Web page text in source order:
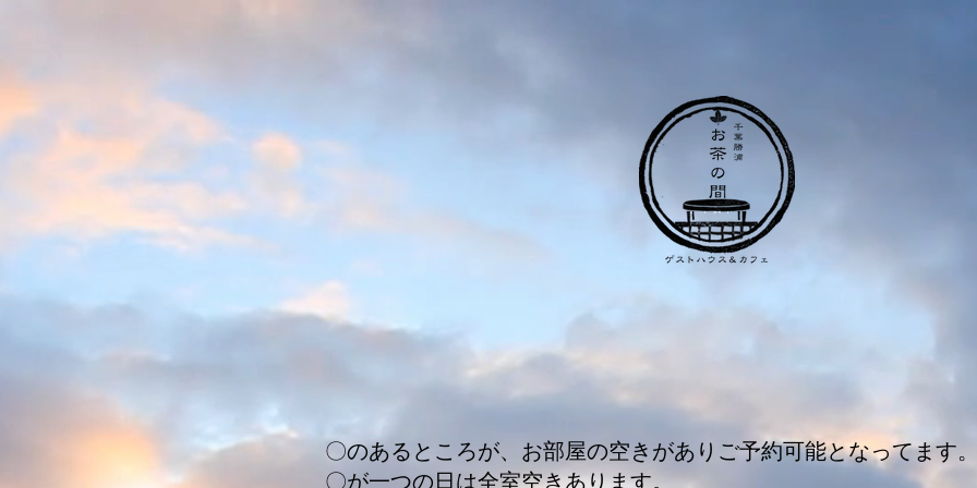
〇のあるところが、お部屋の空きがありご予約可能となってます
〇が一つの日は全室空きあります。